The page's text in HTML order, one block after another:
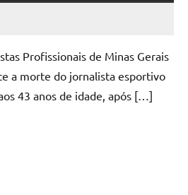
Profissionais de Minas Gerais
a morte do jornalista esportivo
43 anos de idade, após […]